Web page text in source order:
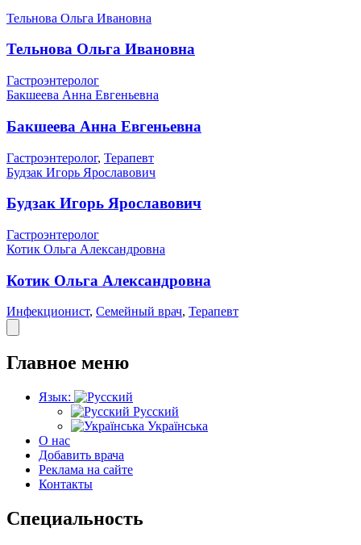
Тельнова Ольга Ивановна
Тельнова Ольга Ивановна
Гастроэнтеролог
Бакшеева Анна Евгеньевна
Бакшеева Анна Евгеньевна
Гастроэнтеролог, Терапевт
Будзак Игорь Ярославович
Будзак Игорь Ярославович
Гастроэнтеролог
Котик Ольга Александровна
Котик Ольга Александровна
Инфекционист, Семейный врач, Терапевт
Главное меню
Язык:
Русский
Українська
О нас
Добавить врача
Реклама на сайте
Контакты
Специальность